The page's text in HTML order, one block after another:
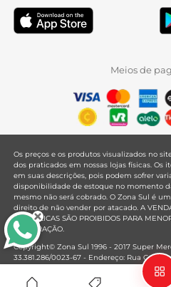
Meios de
Os preços e os produtos visualizados no
dos praticados em nossas lojas físicas. Os
em suas descrições, pois podem sofrer
disponibilidade de estoque no momento
mesmo não será cobrado. O Zona Sul é
direito de não vender por atacado. A
ALCOÓLICAS SÃO PROIBIDOS PARA
MODERAÇÃO.
Copyright© Zona Sul 1996 - 2017 Super
33.381.286/0023-67 - Endereço: Rua
- Rio de Janeiro - RJ - CEP: 21021-020